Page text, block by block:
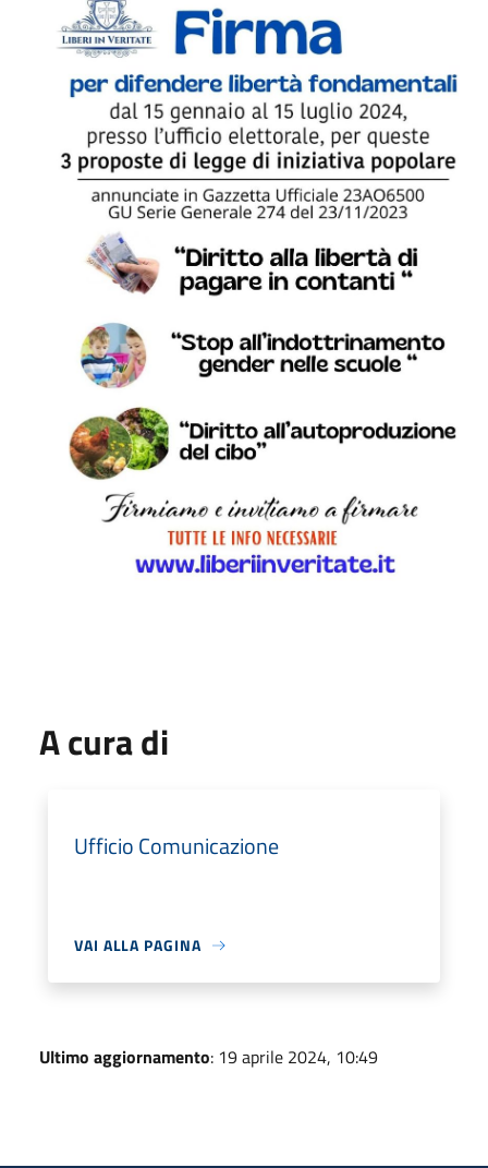
A cura di
Ufficio Comunicazione
VAI ALLA PAGINA
Ultimo aggiornamento: 19 aprile 2024, 10:49